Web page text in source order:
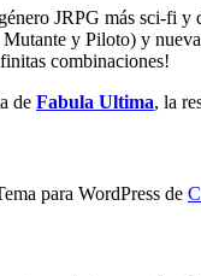
JRPG más sci-fi y
Mutante y Piloto) y
combinaciones!
de Fabula Ultima, la
para WordPress de